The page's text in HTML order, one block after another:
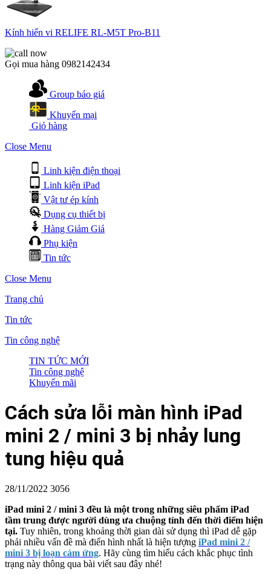
Kính hiển vi RELIFE RL-M5T Pro-B11
Gọi mua hàng 0982142434
Group báo giá
Khuyến mại
Giỏ hàng
Close Menu
Linh kiện điện thoại
Linh kiện iPad
Vật tư ép kính
Dụng cụ thiết bị
Hàng Giảm Giá
Phụ kiện
Tin tức
Close Menu
Trang chủ
Tin tức
Tin công nghệ
TIN TỨC MỚI
Tin công nghệ
Khuyến mãi
Cách sửa lỗi màn hình iPad
mini 2 / mini 3 bị nhảy lung
tung hiệu quả
28/11/2022 3056
iPad mini 2 / mini 3 đều là một trong những siêu phẩm iPad
tầm trung được người dùng ưa chuộng tính đến thời điểm hiện
tại. Tuy nhiên, trong khoảng thời gian dài sử dụng thì iPad dễ gặp
phải nhiều vấn đề mà điển hình nhất là hiện tượng iPad mini 2 /
mini 3 bị loạn cảm ứng. Hãy cùng tìm hiểu cách khắc phục tình
trạng này thông qua bài viết sau đây nhé!